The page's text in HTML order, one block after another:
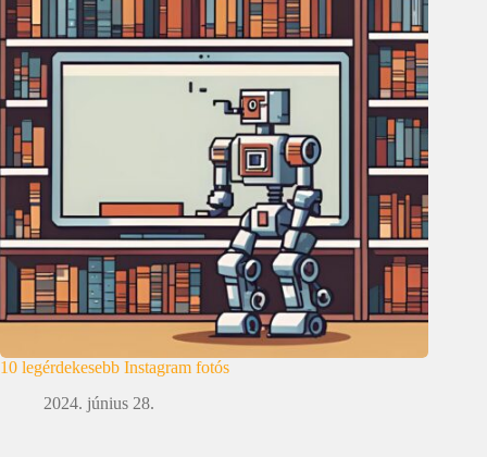
10 legérdekesebb Instagram fotós
2024. június 28.